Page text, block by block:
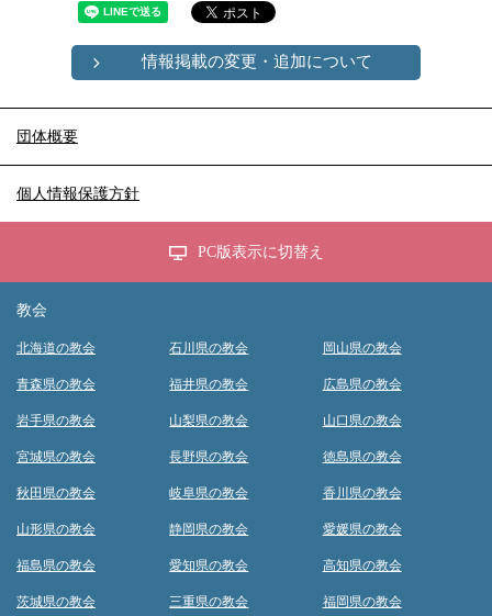
情報掲載の変更・追加について
団体概要
個人情報保護方針
PC版表示に切替え
教会
北海道の教会
青森県の教会
岩手県の教会
宮城県の教会
秋田県の教会
山形県の教会
福島県の教会
茨城県の教会
石川県の教会
福井県の教会
山梨県の教会
長野県の教会
岐阜県の教会
静岡県の教会
愛知県の教会
三重県の教会
岡山県の教会
広島県の教会
山口県の教会
徳島県の教会
香川県の教会
愛媛県の教会
高知県の教会
福岡県の教会